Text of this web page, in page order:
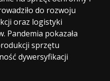
do rozwoju
oraz logistyki
Pandemia pokazała
sprzętu
dywersyfikacji